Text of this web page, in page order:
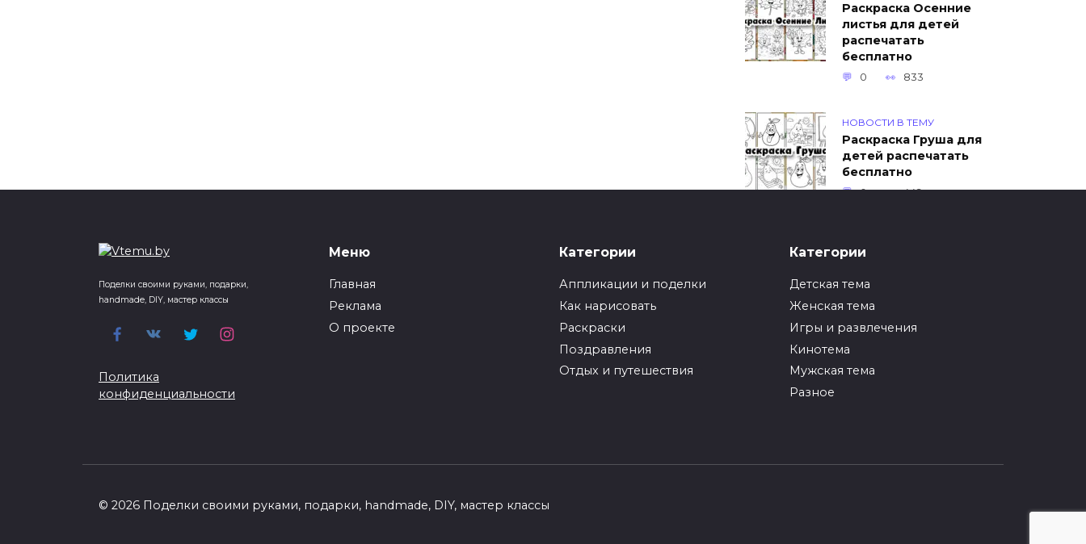
Раскраска Осенние
листья для детей
распечатать
бесплатно
0 833
НОВОСТИ В ТЕМУ
Раскраска Груша для
детей распечатать
бесплатно
0 449
Как упаковать вещи
0
Как вырастить ананас
из верхушки в
Поделки своими руками, подарки,
handmade, DIY, мастер классы
Политика
конфиденциальности
Меню
Главная
Реклама
О проекте
Категории
Аппликации и поделки
Как нарисовать
Раскраски
Поздравления
Отдых и путешествия
Категории
Детская тема
Женская тема
Игры и развлечения
Кинотема
Мужская тема
Разное
© 2026 Поделки своими руками, подарки, handmade, DIY, мастер классы